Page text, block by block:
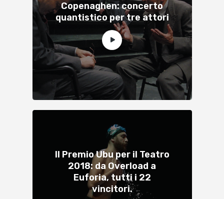
Copenaghen: concerto
quantistico per tre attori
Il Premio Ubu per il Teatro
2018: da Overload a
Euforia, tutti i 22
vincitori.